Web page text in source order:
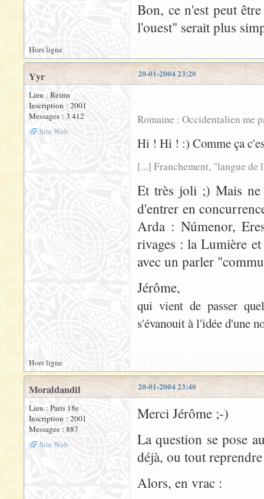
Bon, ce n'est peut
l'ouest" serait plus
Hors ligne
20-01-2004 23:20
Yyr
Lieu : Reims
Inscription : 2001
Messages : 3 412
Site Web
Romaine : Occidentalien me
Hi ! Hi ! :) Comme ça
[...] Franchement, "langue de
Et très joli ;) Mais ne
d'entrer en
Arda : Númenor,
rivages : la Lumière
avec un parler
Jérôme,
qui vient de passer
s'évanouit à l'idée d'une
Hors ligne
20-01-2004 23:40
Moraldandil
Lieu : Paris 18e
Inscription : 2001
Messages : 887
Site Web
Merci Jérôme ;-)
La question se pose
déjà, ou tout
Alors, en vrac :